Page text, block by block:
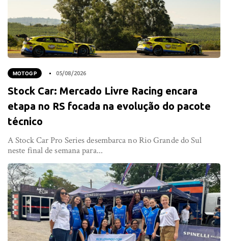
MOTOGP 05/08/2026
Stock Car: Mercado Livre Racing encara
etapa no RS focada na evolução do pacote
técnico
A Stock Car Pro Series desembarca no Rio Grande do Sul
neste final de semana para...